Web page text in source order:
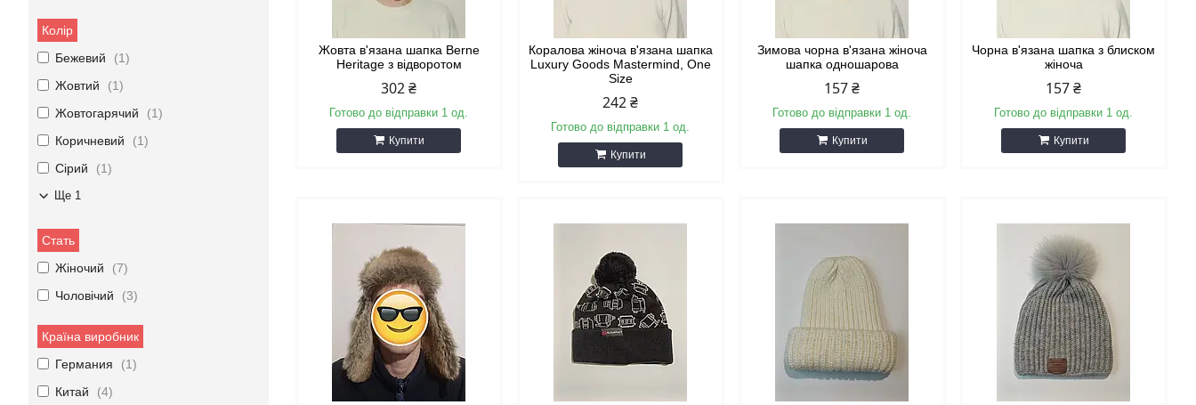
Жовта в'язана шапка Berne
Heritage з відворотом
302 ₴
Готово до відправки 1 од.
Купити
Коралова жіноча в'язана шапка
Luxury Goods Mastermind, One
Size
242 ₴
Готово до відправки 1 од.
Купити
Зимова чорна в'язана жіноча
шапка одношарова
157 ₴
Готово до відправки 1 од.
Купити
Чорна в'язана шапка з блиском
жіноча
157 ₴
Готово до відправки 1 од.
Купити
Колір
Бежевий
1
Жовтий
1
Жовтогарячий
1
Коричневий
1
Сірий
1
Ще 1
Стать
Жіночий
7
Чоловічий
3
Країна виробник
Германия
1
Китай
4